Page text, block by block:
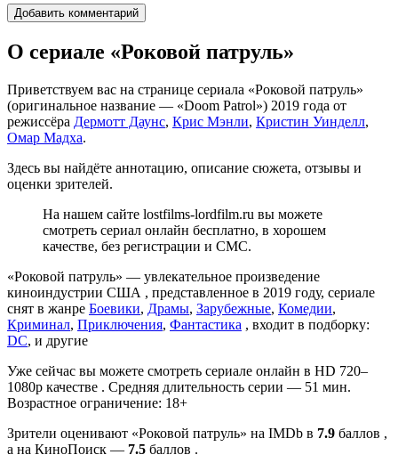
О сериале «Роковой патруль»
Приветствуем вас на странице сериала «Роковой патруль»
(оригинальное название — «Doom Patrol») 2019 года от
режиссёра Дермотт Даунс, Крис Мэнли, Кристин Уинделл,
Омар Мадха.
Здесь вы найдёте аннотацию, описание сюжета, отзывы и
оценки зрителей.
На нашем сайте lostfilms-lordfilm.ru вы можете
смотреть сериал онлайн бесплатно, в хорошем
качестве, без регистрации и СМС.
«Роковой патруль» — увлекательное произведение
киноиндустрии США , представленное в 2019 году, сериале
снят в жанре Боевики, Драмы, Зарубежные, Комедии,
Криминал, Приключения, Фантастика , входит в подборку:
DC, и другие
Уже сейчас вы можете смотреть сериале онлайн в HD 720–
1080p качестве . Средняя длительность серии — 51 мин.
Возрастное ограничение: 18+
Зрители оценивают «Роковой патруль» на IMDb в 7.9 баллов ,
а на КиноПоиск — 7.5 баллов .